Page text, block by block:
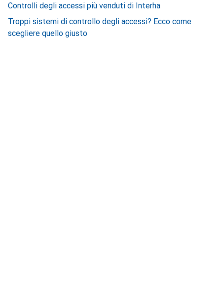
Controlli degli accessi più venduti di Interha
Troppi sistemi di controllo degli accessi? Ecco come
scegliere quello giusto